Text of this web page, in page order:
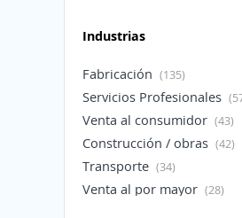
Industrias
Fabricación (135)
Servicios Profesionales
Venta al consumidor (43)
Construcción / obras (42)
Transporte (34)
Venta al por mayor (28)